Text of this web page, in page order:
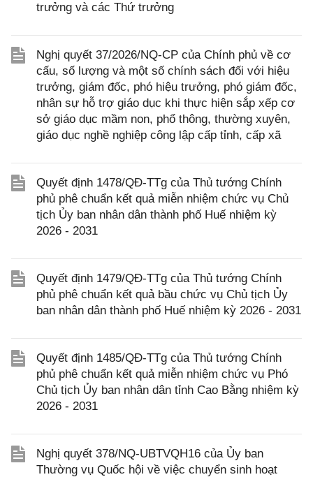
trưởng và các Thứ trưởng
Nghị quyết 37/2026/NQ-CP của Chính phủ về cơ
cấu, số lượng và một số chính sách đối với hiệu
trưởng, giám đốc, phó hiệu trưởng, phó giám đốc,
nhân sự hỗ trợ giáo dục khi thực hiện sắp xếp cơ
sở giáo dục mầm non, phổ thông, thường xuyên,
giáo dục nghề nghiệp công lập cấp tỉnh, cấp xã
Quyết định 1478/QĐ-TTg của Thủ tướng Chính
phủ phê chuẩn kết quả miễn nhiệm chức vụ Chủ
tịch Ủy ban nhân dân thành phố Huế nhiệm kỳ
2026 - 2031
Quyết định 1479/QĐ-TTg của Thủ tướng Chính
phủ phê chuẩn kết quả bầu chức vụ Chủ tịch Ủy
ban nhân dân thành phố Huế nhiệm kỳ 2026 - 2031
Quyết định 1485/QĐ-TTg của Thủ tướng Chính
phủ phê chuẩn kết quả miễn nhiệm chức vụ Phó
Chủ tịch Ủy ban nhân dân tỉnh Cao Bằng nhiệm kỳ
2026 - 2031
Nghị quyết 378/NQ-UBTVQH16 của Ủy ban
Thường vụ Quốc hội về việc chuyển sinh hoạt